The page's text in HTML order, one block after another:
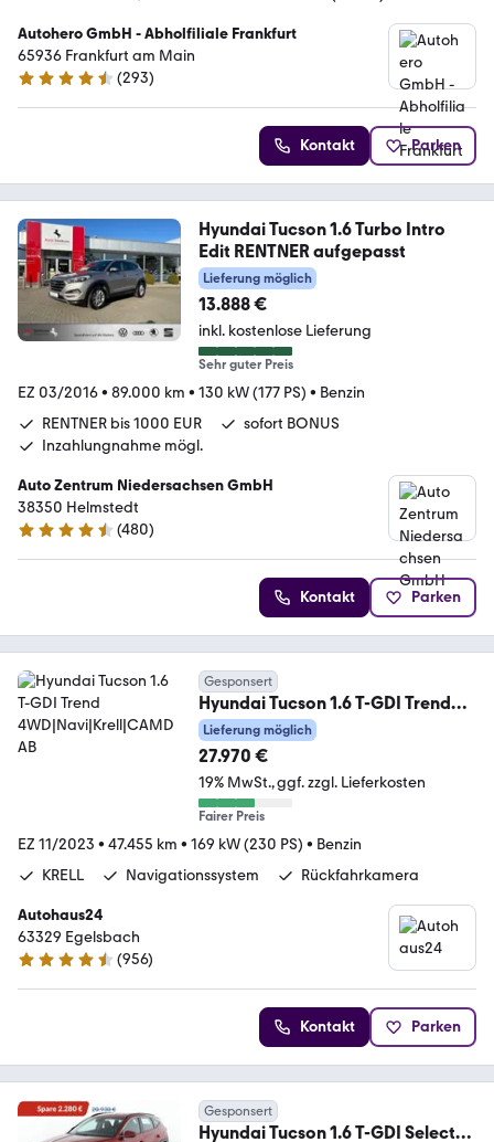
Autohero GmbH - Abholfiliale Frankfurt
65936 Frankfurt am Main
4.6 Sterne
(293)
Kontakt Parken
Hyundai Tucson 1.6 Turbo Intro
Edit RENTNER aufgepasst
Lieferung möglich
13.888 €
inkl. kostenlose Lieferung
Sehr guter Preis
EZ 03/2016• 89.000 km • 130 kW (177 PS) • Benzin
RENTNER bis 1000 EUR
sofort BONUS
Inzahlungnahme mögl.
Auto Zentrum Niedersachsen GmbH
38350 Helmstedt
4.5 Sterne
(480)
Kontakt Parken
Gesponsert
Hyundai Tucson 1.6 T-GDI Trend
4WD|Navi|Krell|CAMDAB
Lieferung möglich
27.970 €
19% MwSt. ggf. zzgl. Lieferkosten
Fairer Preis
EZ 11/2023 • 47.455 km • 169 kW (230 PS) • Benzin
KRELL
Navigationssystem Rückfahrkamera
Autohaus24
63329 Egelsbach
4.3 Sterne
(956)
Kontakt Parken
Gesponsert
Hyundai Tucson 1.6 T-GDI Select